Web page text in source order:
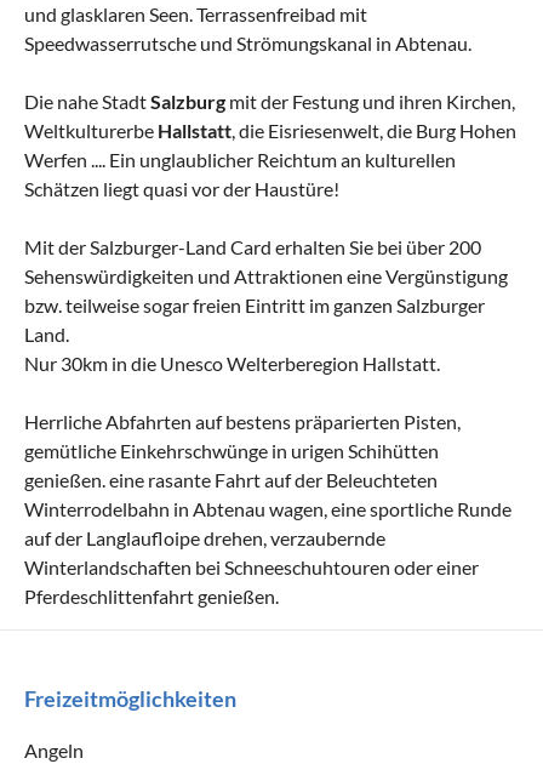
und glasklaren Seen. Terrassenfreibad mit
Speedwasserrutsche und Strömungskanal in Abtenau.
Die nahe StadtSalzburg mit der Festung und ihren Kirchen,
Weltkulturerbe Hallstatt , die Eisriesenwelt, die Burg Hohen
Werfen .... Ein unglaublicher Reichtum an kulturellen
Schätzen liegt quasi vor der Haustüre!
Mit der Salzburger-Land Card erhalten Sie bei über 200
Sehenswürdigkeiten und Attraktionen eine Vergünstigung
bzw. teilweise sogar freien Eintritt im ganzen Salzburger
Land.
Nur 30km in die Unesco Welterberegion Hallstatt.
Herrliche Abfahrten auf bestens präparierten Pisten,
gemütliche Einkehrschwünge in urigen Schihütten
genießen. eine rasante Fahrt auf der Beleuchteten
Winterrodelbahn in Abtenau wagen, eine sportliche Runde
auf der Langlaufloipe drehen, verzaubernde
Winterlandschaften bei Schneeschuhtouren oder einer
Pferdeschlittenfahrt genießen.
Freizeitmöglichkeiten
Angeln